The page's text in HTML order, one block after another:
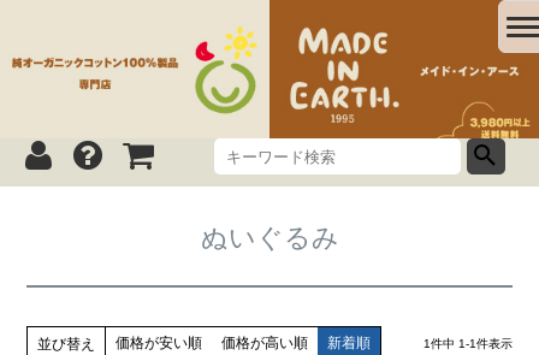
ぬいぐるみ
並び替え 価格が安い順 価格が高い順 新着順 1件中 1-1件表示